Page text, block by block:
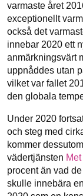
varmaste året
exceptionellt
också det
innebar 2020 ett
anmärkningsvärt
uppnåddes utan
vilket var fallet
den globala
Under 2020
och steg med
kommer
vädertjänsten
procent än vad
skulle innebära